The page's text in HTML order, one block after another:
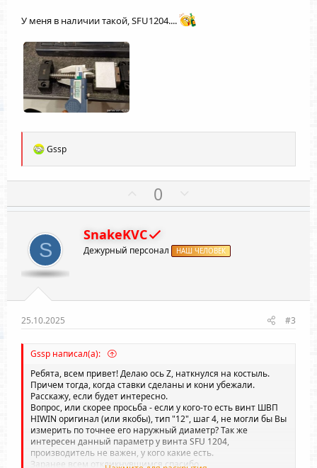
У меня в наличии такой, SFU1204....
Р
а
к
и
Gssp
о
з
и
т
н
о
л
о
с
0
е
а
т
н
о
л
о
с
S
SnakeKVC
Дежурный персонал НАШ ЧЕЛОВЕК
25.10.2025 #3
Gssp написал(а):
Ребята, всем привет! Делаю ось Z, наткнулся на костыль.
Причем тогда, когда ставки сделаны и кони убежали.
Расскажу, если будет интересно.
Вопрос, или скорее просьба - если у кого-то есть винт ШВП
HIWIN оригинал (или якобы), тип "12", шаг 4, не могли бы Вы
измерить по точнее его наружный диаметр? Так же
интересен данный параметр у винта SFU 1204,
производитель не важен, у кого какие есть.
Заранее всем откликнувшимся спасибо.